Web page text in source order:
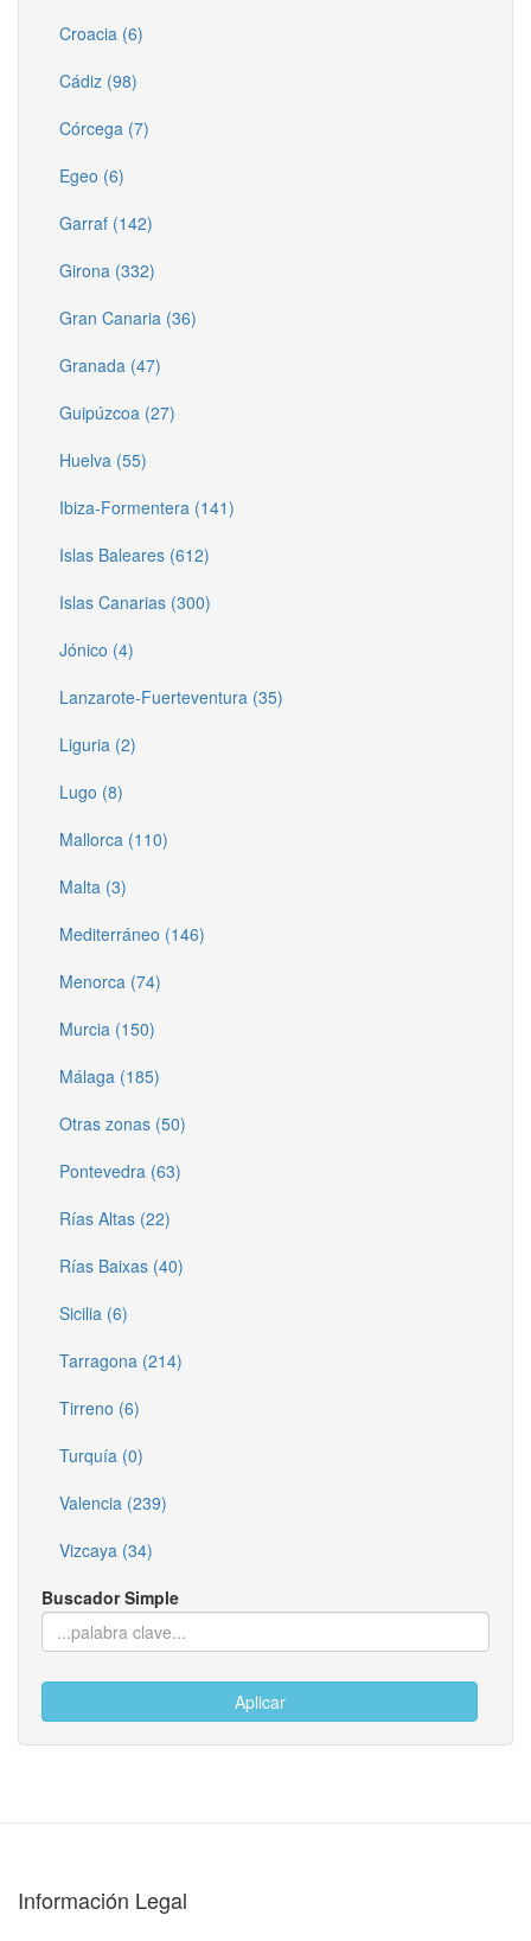
Croacia (6)
Cádiz (98)
Córcega (7)
Egeo (6)
Garraf (142)
Girona (332)
Gran Canaria (36)
Granada (47)
Guipúzcoa (27)
Huelva (55)
Ibiza-Formentera (141)
Islas Baleares (612)
Islas Canarias (300)
Jónico (4)
Lanzarote-Fuerteventura (35)
Liguria (2)
Lugo (8)
Mallorca (110)
Malta (3)
Mediterráneo (146)
Menorca (74)
Murcia (150)
Málaga (185)
Otras zonas (50)
Pontevedra (63)
Rías Altas (22)
Rías Baixas (40)
Sicilia (6)
Tarragona (214)
Tirreno (6)
Turquía (0)
Valencia (239)
Vizcaya (34)
Buscador Simple
Aplicar
Información Legal